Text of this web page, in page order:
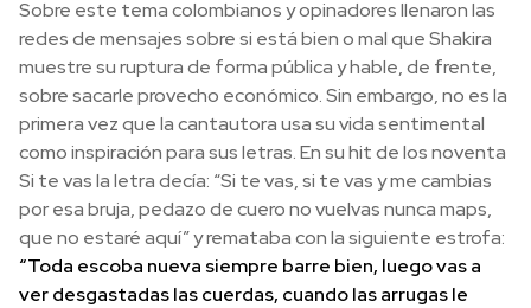
Sobre este tema colombianos y opinadores llenaron las
redes de mensajes sobre si está bien o mal que Shakira
muestre su ruptura de forma pública y hable, de frente,
sobre sacarle provecho económico. Sin embargo, no es la
primera vez que la cantautora usa su vida sentimental
como inspiración para sus letras. En su hit de los noventa
Si te vas la letra decía: “Si te vas, si te vas y me cambias
por esa bruja, pedazo de cuero no vuelvas nunca maps,
que no estaré aquí” y remataba con la siguiente estrofa:
“Toda escoba nueva siempre barre bien, luego vas a
ver desgastadas las cuerdas, cuando las arrugas le